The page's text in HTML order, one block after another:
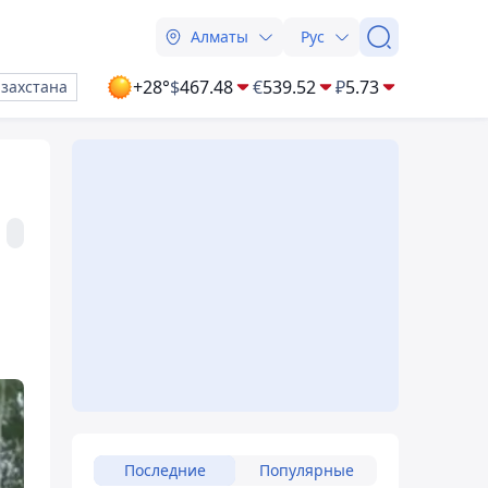
Алматы Рус
+28°$467.48 €539.52 ₽5.73
Последние Популярные